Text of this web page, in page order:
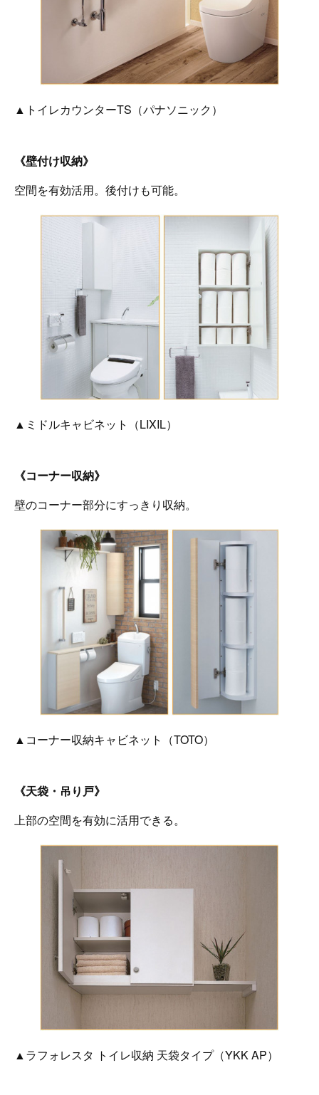
▲トイレカウンターTS（パナソニック）
《壁付け収納》
空間を有効活用。後付けも可能。
▲ミドルキャビネット（LIXIL）
《コーナー収納》
壁のコーナー部分にすっきり収納。
▲コーナー収納キャビネット（TOTO）
《天袋・吊り戸》
上部の空間を有効に活用できる。
▲ラフォレスタ トイレ収納 天袋タイプ（YKK AP）